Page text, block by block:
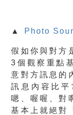
▲ Photo
假如你與對方
3個觀察重點
意對方訊息的
訊息內容比
嗯、喔喔、對
基本上就絕對